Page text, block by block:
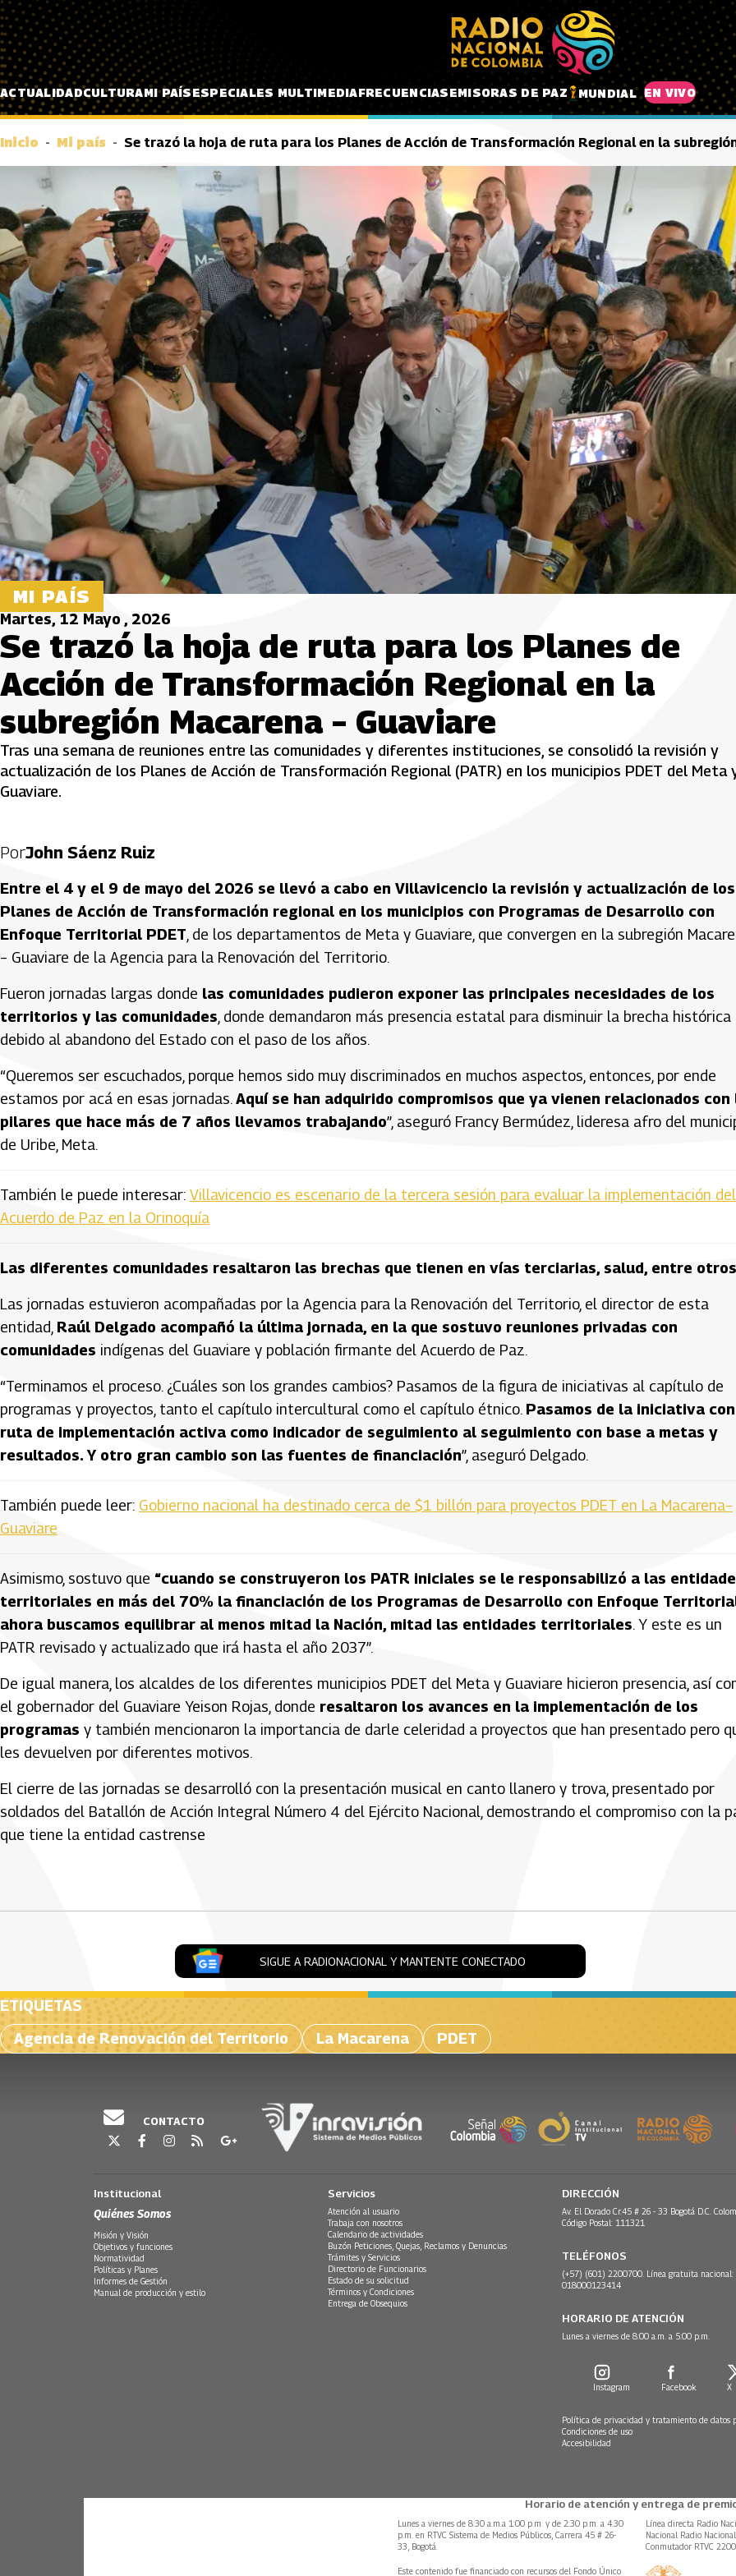
Pasar al contenido principal
ACTUALIDADCULTURAMI PAÍSESPECIALES MULTIMEDIAFRECUENCIASEMISORAS DE PAZ MUNDIAL EN VIVO
Inicio Mi país Se trazó la hoja de ruta para los Planes de Acción de Transformación Regional en la
MI PAÍS
Martes, 12 Mayo , 2026
Se trazó la hoja de ruta para los Planes de
Acción de Transformación Regional en la
subregión Macarena – Guaviare
Tras una semana de reuniones entre las comunidades y diferentes instituciones, se consolidó la revisión y
actualización de los Planes de Acción de Transformación Regional (PATR) en los municipios PDET del Meta
Guaviare.
PorJohn Sáenz Ruiz
Entre el 4 y el 9 de mayo del 2026 se llevó a cabo en Villavicencio la revisión y actualización de los
Planes de Acción de Transformación regional en los municipios con Programas de Desarrollo con
Enfoque Territorial PDET , de los departamentos de Meta y Guaviare, que convergen en la subregión
– Guaviare de la Agencia para la Renovación del Territorio.
Fueron jornadas largas donde las comunidades pudieron exponer las principales necesidades de los
territorios y las comunidades , donde demandaron más presencia estatal para disminuir la brecha histórica
debido al abandono del Estado con el paso de los años.
“Queremos ser escuchados, porque hemos sido muy discriminados en muchos aspectos, entonces, por ende
estamos por acá en esas jornadas. Aquí se han adquirido compromisos que ya vienen relacionados con
pilares que hace más de 7 años llevamos trabajando”, aseguró Francy Bermúdez, lideresa afro del
de Uribe, Meta.
También le puede interesar: Villavicencio es escenario de la tercera sesión para evaluar la implementación del
Acuerdo de Paz en la Orinoquía
Las diferentes comunidades resaltaron las brechas que tienen en vías terciarias, salud, entre otros
Las jornadas estuvieron acompañadas por la Agencia para la Renovación del Territorio, el director de esta
entidad, Raúl Delgado acompañó la última jornada, en la que sostuvo reuniones privadas con
comunidades indígenas del Guaviare y población firmante del Acuerdo de Paz.
“Terminamos el proceso. ¿Cuáles son los grandes cambios? Pasamos de la figura de iniciativas al capítulo de
programas y proyectos, tanto el capítulo intercultural como el capítulo étnico. Pasamos de la iniciativa con
ruta de implementación activa como indicador de seguimiento al seguimiento con base a metas y
resultados. Y otro gran cambio son las fuentes de financiación”, aseguró Delgado.
También puede leer: Gobierno nacional ha destinado cerca de $1 billón para proyectos PDET en La Macarena–
Guaviare
Asimismo, sostuvo que “cuando se construyeron los PATR iniciales se le responsabilizó a las
territoriales en más del 70% la financiación de los Programas de Desarrollo con Enfoque
ahora buscamos equilibrar al menos mitad la Nación, mitad las entidades territoriales. Y este es un
PATR revisado y actualizado que irá hasta el año 2037”.
De igual manera, los alcaldes de los diferentes municipios PDET del Meta y Guaviare hicieron presencia, así
el gobernador del Guaviare Yeison Rojas, donde resaltaron los avances en la implementación de los
programas y también mencionaron la importancia de darle celeridad a proyectos que han presentado pero
les devuelven por diferentes motivos.
El cierre de las jornadas se desarrolló con la presentación musical en canto llanero y trova, presentado por
soldados del Batallón de Acción Integral Número 4 del Ejército Nacional, demostrando el compromiso con la
que tiene la entidad castrense
SIGUE A RADIONACIONAL Y MANTENTE CONECTADO
ETIQUETAS
Agencia de Renovación del Territorio
La Macarena PDET
CONTACTO
Institucional
Quiénes Somos
Misión y Visión
Objetivos y funciones
Normatividad
Políticas y Planes
Informes de Gestión
Manual de producción y estilo
Servicios
Atención al usuario
Trabaja con nosotros
Calendario de actividades
Buzón Peticiones, Quejas, Reclamos y Denuncias
Trámites y Servicios
Directorio de Funcionarios
Estado de su solicitud
Términos y Condiciones
Entrega de Obsequios
DIRECCIÓN
Av. El Dorado Cr.45 # 26 - 33 Bogotá D.C.
Código Postal: 111321
TELÉFONOS
(+57) (601) 2200700. Línea gratuita nacional:
018000123414
HORARIO DE ATENCIÓN
Lunes a viernes de 8:00 a.m. a 5:00 p.m.
Instagram Facebook X
Política de privacidad y tratamiento de datos
Condiciones de uso
Accesibilidad
Horario de atención y entrega de
Lunes a viernes de 8:30 a.m.a 1:00 p.m. y de 2:30 p.m. a 4:30
p.m. en RTVC Sistema de Medios Públicos, Carrera 45 # 26-
33, Bogotá.
Línea directa Radio
Nacional Radio
Conmutador RTVC
Este contenido fue financiado con recursos del Fondo Único